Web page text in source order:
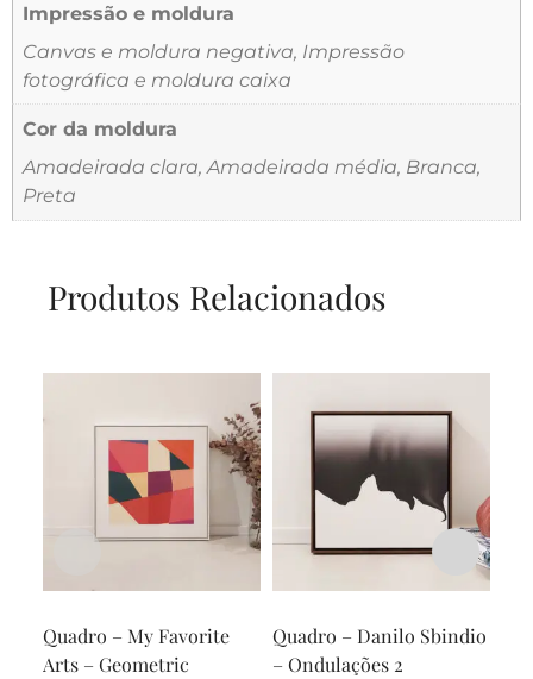
Impressão e moldura
Canvas e moldura negativa, Impressão
fotográfica e moldura caixa
Cor da moldura
Amadeirada clara, Amadeirada média, Branca,
Preta
Produtos Relacionados
Quadro – My Favorite
Arts – Geometric
Quadro – Danilo Sbindio
– Ondulações 2